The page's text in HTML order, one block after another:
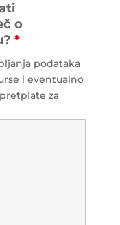
o
*
podataka
i eventualno
za